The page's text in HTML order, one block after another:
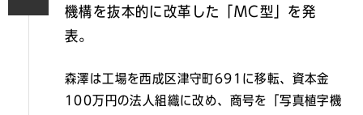
機構を抜本的に改革した「MC型」を発
表。
森澤は工場を西成区津守町691に移転、資本金
100万円の法人組織に改め、商号を「写真植字機